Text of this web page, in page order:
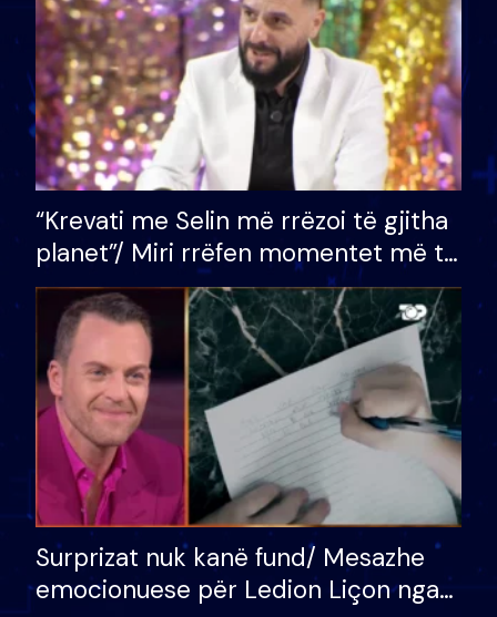
“Krevati me Selin më rrëzoi të gjitha
planet”/ Miri rrëfen momentet më të
bukura në shtëpinë e BB VIP: Do më
mungojë zilja e mëngjesit kur…
Surprizat nuk kanë fund/ Mesazhe
emocionuese për Ledion Liçon nga